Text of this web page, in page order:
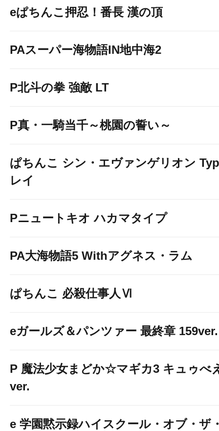
eぱちんこ押忍！番長 漢の頂
PAスーパー海物語IN地中海2
P北斗の拳 強敵 LT
P真・一騎当千～桃園の誓い～
ぱちんこ シン・エヴァンゲリオン
レイ
Pニュートキオ ハカマタイプ
PA大海物語5 Withアグネス・ラム
ぱちんこ 必殺仕事人Ⅵ
eガールズ＆パンツァー 最終章 159ver.
P 魔法少女まどか☆マギカ3 キュゥべ
ver.
e 学園黙示録ハイスクール・オブ・ザ